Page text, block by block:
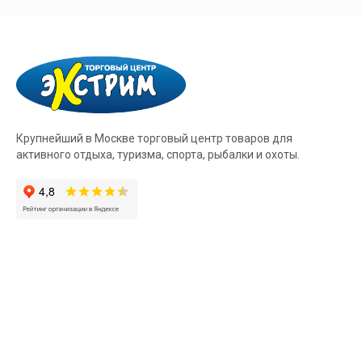
Крупнейший в Москве торговый центр товаров для
активного отдыха, туризма, спорта, рыбалки и охоты.